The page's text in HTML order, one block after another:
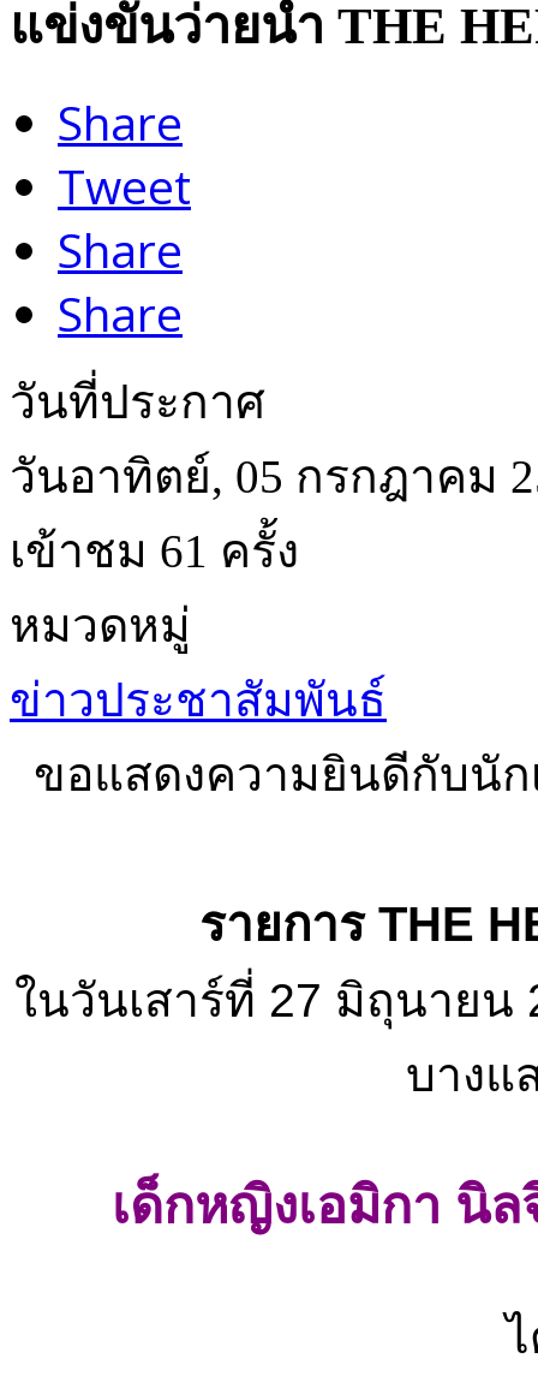
แข่งขันว่ายน้ำ THE
Share
Tweet
Share
Share
วันที่ประกาศ
วันอาทิตย์, 05 กรกฎาคม
เข้าชม 61 ครั้ง
หมวดหมู่
ข่าวประชาสัมพันธ์
ขอแสดงความยินดีกับนัก
รายการ THE
ในวันเสาร์ที่ 27 มิถุนาย
บางแ
เด็กหญิงเอมิกา นิ